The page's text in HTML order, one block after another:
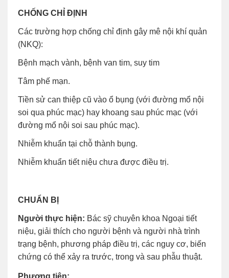
CHỐNG CHỈ ĐỊNH
Các trường hợp chống chỉ định gây mê nội khí quản
(NKQ):
Bệnh mạch vành, bệnh van tim, suy tim
Tâm phế mạn.
Tiền sử can thiệp cũ vào ổ bụng (với đường mổ nội
soi qua phúc mạc) hay khoang sau phúc mạc (với
đường mổ nội soi sau phúc mạc).
Nhiễm khuẩn tại chỗ thành bụng.
Nhiễm khuẩn tiết niệu chưa được điều trị.
CHUẨN BỊ
Người thực hiện: Bác sỹ chuyên khoa Ngoại tiết
niệu, giải thích cho người bệnh và người nhà trình
trạng bệnh, phương pháp điều trị, các nguy cơ, biến
chứng có thể xảy ra trước, trong và sau phẫu thuật.
Phương tiện: